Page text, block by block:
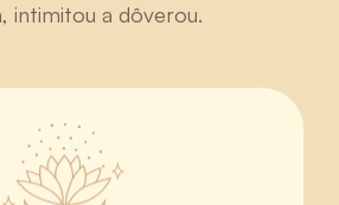
intimitou a dôverou.